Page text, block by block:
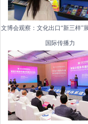
文博会观察：文化出口“新三样”
国际传播力